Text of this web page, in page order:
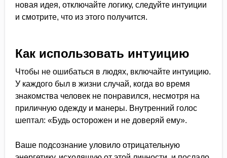
новая идея, отключайте логику, следуйте интуиции
и смотрите, что из этого получится.
Как использовать интуицию
Чтобы не ошибаться в людях, включайте интуицию.
У каждого был в жизни случай, когда во время
знакомства человек не понравился, несмотря на
приличную одежду и манеры. Внутренний голос
шептал: «Будь осторожен и не доверяй ему».
Ваше подсознание уловило отрицательную